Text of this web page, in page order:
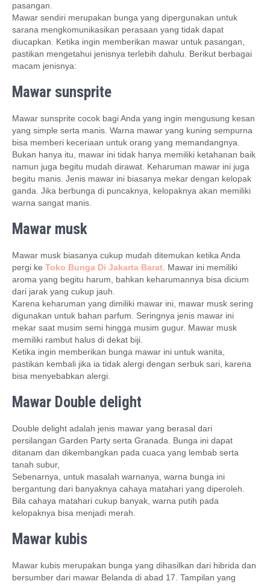
pasangan.
Mawar sendiri merupakan bunga yang dipergunakan untuk
sarana mengkomunikasikan perasaan yang tidak dapat
diucapkan. Ketika ingin memberikan mawar untuk pasangan,
pastikan mengetahui jenisnya terlebih dahulu. Berikut berbagai
macam jenisnya:
Mawar sunsprite
Mawar sunsprite cocok bagi Anda yang ingin mengusung kesan
yang simple serta manis. Warna mawar yang kuning sempurna
bisa memberi keceriaan untuk orang yang memandangnya.
Bukan hanya itu, mawar ini tidak hanya memiliki ketahanan baik
namun juga begitu mudah dirawat. Keharuman mawar ini juga
begitu manis. Jenis mawar ini biasanya mekar dengan kelopak
ganda. Jika berbunga di puncaknya, kelopaknya akan memiliki
warna sangat manis.
Mawar musk
Mawar musk biasanya cukup mudah ditemukan ketika Anda
pergi ke Toko Bunga Di Jakarta Barat. Mawar ini memiliki
aroma yang begitu harum, bahkan keharumannya bisa dicium
dari jarak yang cukup jauh.
Karena keharuman yang dimiliki mawar ini, mawar musk sering
digunakan untuk bahan parfum. Seringnya jenis mawar ini
mekar saat musim semi hingga musim gugur. Mawar musk
memiliki rambut halus di dekat biji.
Ketika ingin memberikan bunga mawar ini untuk wanita,
pastikan kembali jika ia tidak alergi dengan serbuk sari, karena
bisa menyebabkan alergi.
Mawar Double delight
Double delight adalah jenis mawar yang berasal dari
persilangan Garden Party serta Granada. Bunga ini dapat
ditanam dan dikembangkan pada cuaca yang lembab serta
tanah subur,
Sebenarnya, untuk masalah warnanya, warna bunga ini
bergantung dari banyaknya cahaya matahari yang diperoleh.
Bila cahaya matahari cukup banyak, warna putih pada
kelopaknya bisa menjadi merah.
Mawar kubis
Mawar kubis merupakan bunga yang dihasilkan dari hibrida dan
bersumber dari mawar Belanda di abad 17. Tampilan yang